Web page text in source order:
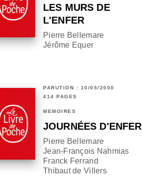
LES MURS DE
L'ENFER
Pierre Bellemare
Jérôme Equer
PARUTION : 10/05/2000
414 PAGES
MÉMOIRES
JOURNÉES D'ENFER
Pierre Bellemare
Jean-François Nahmias
Franck Ferrand
Thibaut de Villers